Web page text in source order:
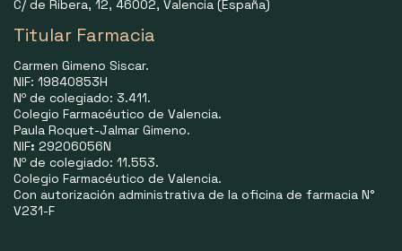
C/ de Ribera, 12, 46002, Valencia (España)
Titular Farmacia
Carmen Gimeno Siscar.
NIF: 19840853H
Nº de colegiado: 3.411.
Colegio Farmacéutico de Valencia.
Paula Roquet-Jalmar Gimeno.
NIF: 29206056N
Nº de colegiado: 11.553.
Colegio Farmacéutico de Valencia.
Con autorización administrativa de la oficina de farmacia N°
V231-F